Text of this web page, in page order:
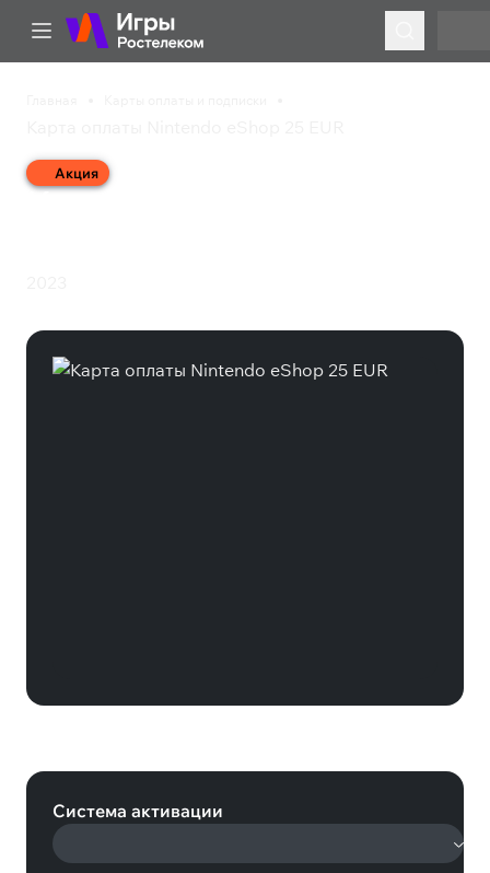
Акция
Карта оплаты Nintendo
Система активации